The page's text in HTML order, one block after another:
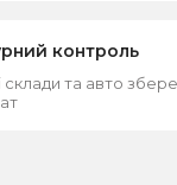
контроль
та авто